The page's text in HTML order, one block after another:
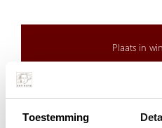
Toestemming
Plaats in
Doordeweeks voor 13.00 uur
verzonden.